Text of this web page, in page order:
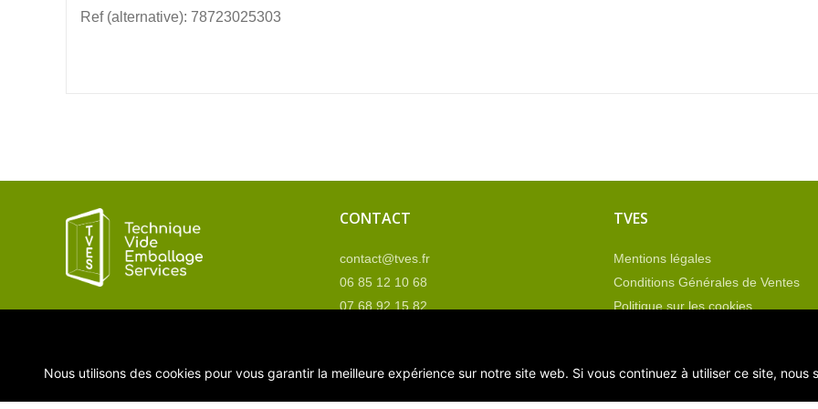
Ref (alternative): 78723025303
CONTACT
contact@tves.fr
06 85 12 10 68
07 68 92 15 82
TVES
Mentions légales
Conditions Générales de Ventes
Politique sur les cookies
Nous utilisons des cookies pour vous garantir la meilleure expérience sur notre site web. Si vous continuez à utiliser ce site, nous